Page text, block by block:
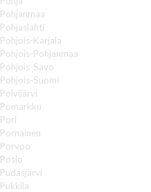
Pohjanmaa
Pohjaslahti
Pohjois-Karjala
Pohjois-Pohjanmaa
Pohjois-Savo
Pohjois-Suomi
Polvijärvi
Pomarkku
Pori
Pornainen
Porvoo
Posio
Pudasjärvi
Pukkila